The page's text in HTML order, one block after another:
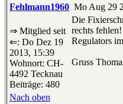
Fehlmann1960 Mo Aug 29
⇒ Mitglied seit
⇐: Do Dez 19
2013, 15:39
Wohnort: CH-
4492 Tecknau
Beiträge: 480
Die
rechts
Regulators
Gruss
Nach oben